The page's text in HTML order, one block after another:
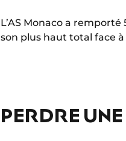
L’AS Monaco a
son plus haut total face
PERDRE